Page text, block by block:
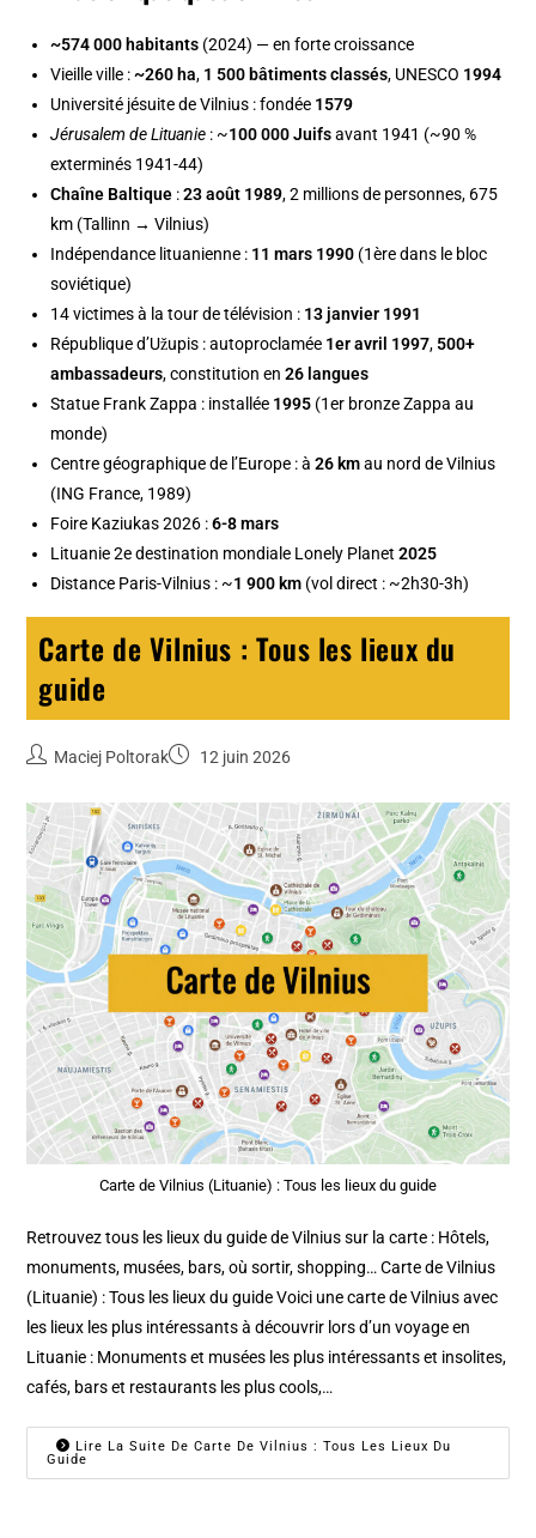
~574 000 habitants (2024) — en forte croissance
Vieille ville :~260 ha, 1 500 bâtiments classés, UNESCO 1994
Université jésuite de Vilnius : fondée 1579
Jérusalem de Lituanie : ~100 000 Juifsavant 1941 (~90 %
exterminés 1941-44)
Chaîne Baltique :23 août 1989, 2 millions de personnes, 675
km (Tallinn → Vilnius)
Indépendance lituanienne : 11 mars 1990 (1ère dans le bloc
soviétique)
14 victimes à la tour de télévision : 13 janvier 1991
République d’Užupis : autoproclamée 1er avril 1997, 500+
ambassadeurs, constitution en26 langues
Statue Frank Zappa : installée 1995 (1er bronze Zappa au
monde)
Centre géographique de l’Europe : à26 kmau nord de Vilnius
(ING France, 1989)
Foire Kaziukas 2026 :6-8 mars
Lituanie 2e destination mondiale Lonely Planet2025
Distance Paris-Vilnius : ~1 900 km (vol direct : ~2h30-3h)
Carte de Vilnius : Tous les lieux du
guide
Maciej Poltorak 12 juin 2026
Carte de Vilnius (Lituanie) : Tous les lieux du guide
Retrouvez tous les lieux du guide de Vilnius sur la carte : Hôtels,
monuments, musées, bars, où sortir, shopping… Carte de Vilnius
(Lituanie) : Tous les lieux du guide Voici une carte de Vilnius avec
les lieux les plus intéressants à découvrir lors d’un voyage en
Lituanie : Monuments et musées les plus intéressants et insolites,
cafés, bars et restaurants les plus cools,…
Lire La Suite De Carte De Vilnius : Tous Les Lieux Du
Guide